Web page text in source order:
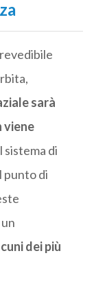
sarà
viene
sistema di
punto di
dei più